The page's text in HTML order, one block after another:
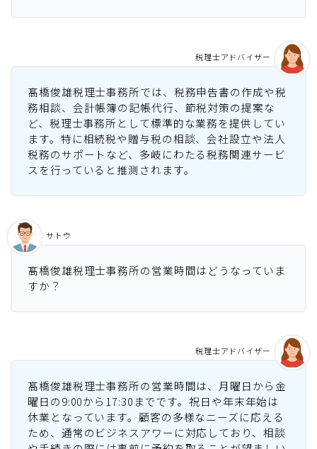
髙橋俊雄税理士事務所では、税務申告書の作成や税
務相談、会計帳簿の記帳代行、節税対策の提案な
ど、税理士事務所として標準的な業務を提供してい
ます。特に相続税や贈与税の相談、会社設立や法人
税務のサポートなど、多岐にわたる税務関連サービ
スを行っていると推測されます。
税理士アドバイザー
髙橋俊雄税理士事務所の営業時間はどうなっていま
すか？
サトウ
髙橋俊雄税理士事務所の営業時間は、月曜日から金
曜日の9:00から17:30までです。祝日や年末年始は
休業となっています。顧客の多様なニーズに応える
ため、通常のビジネスアワーに対応しており、相談
税理士アドバイザー